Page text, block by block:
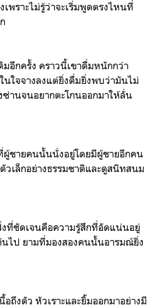
พราะไม่รู้ว่าจะเริ่มพูดตรงไหนที่
อีกครั้ง คราวนี้เขาดื่มหนักกว่า
นใจจางลงแต่ยิ่งดื่มยิ่งพบว่ามันไม่
ซ่านจนอยากตะโกนออกมาให้ลั่น
ผู้ชายคนนั้นนั่งอยู่โดยมีผู้ชายอีกคน
วเล็กอย่างธรรมชาติและดูสนิทสนม
ที่ชัดเจนคือความรู้สึกที่อัดแน่นอยู่
นไป ยามที่มองสองคนนั้นอารมณ์ยิ่ง
อถึงตัว หัวเราะและยิ้มออกมาอย่างมี